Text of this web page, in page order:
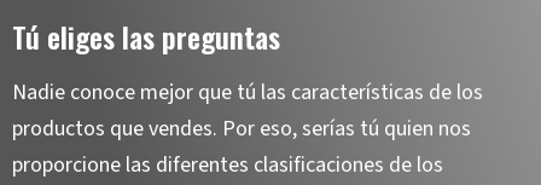
Tú eliges las preguntas
Nadie conoce mejor que tú las características de los
productos que vendes. Por eso, serías tú quien nos
proporcione las diferentes clasificaciones de los